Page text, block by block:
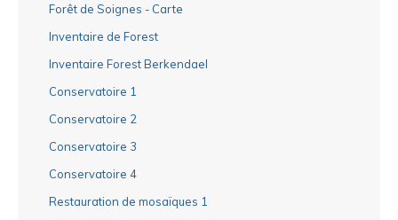
Forêt de Soignes - Carte
Inventaire de Forest
Inventaire Forest Berkendael
Conservatoire 1
Conservatoire 2
Conservatoire 3
Conservatoire 4
Restauration de mosaïques 1